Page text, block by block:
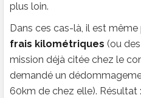
plus loin.
Dans ces cas-là, il est
frais kilométriques (ou
mission déjà citée chez le
demandé un
60km de chez elle). Résultat